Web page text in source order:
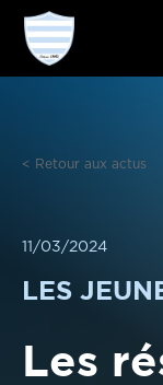
Aller
contenu
< Retour aux actus
11/03/2024
LES
Les